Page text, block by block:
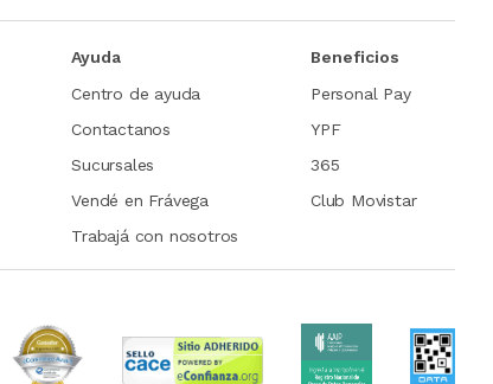
Ayuda
Centro de ayuda
Contactanos
Sucursales
Vendé en Frávega
Trabajá con nosotros
Beneficios
Personal Pay
YPF
365
Club Movistar